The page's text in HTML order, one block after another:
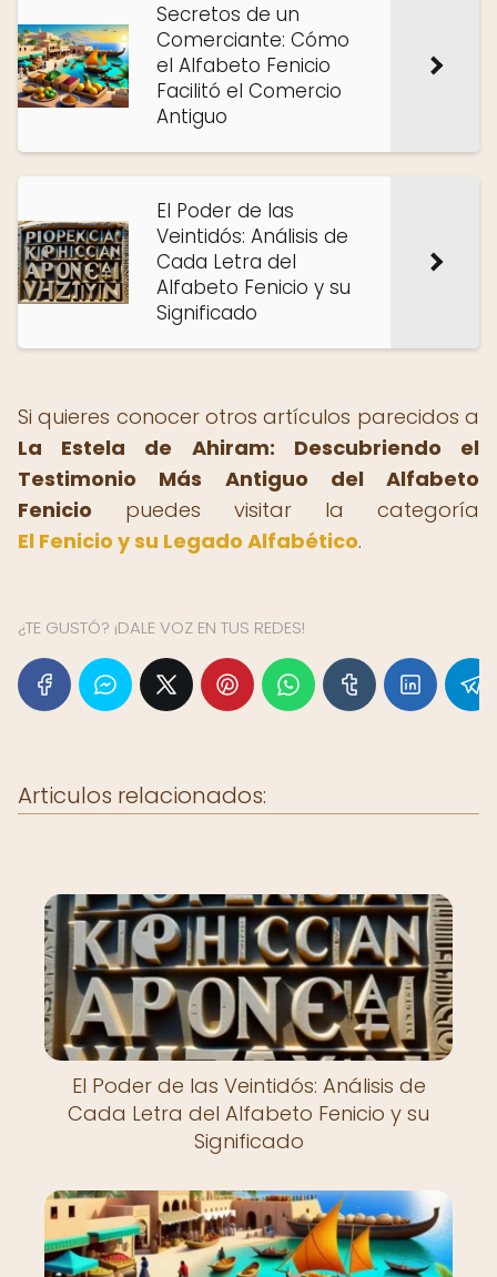
Secretos de un
Comerciante: Cómo
el Alfabeto Fenicio
Facilitó el Comercio
Antiguo
El Poder de las
Veintidós: Análisis de
Cada Letra del
Alfabeto Fenicio y su
Significado
Si quieres conocer otros artículos parecidos a
La Estela de Ahiram: Descubriendo el
Testimonio Más Antiguo del Alfabeto
Fenicio puedes visitar la categoría
El Fenicio y su Legado Alfabético.
¿TE GUSTÓ? ¡DALE VOZ EN TUS REDES!
Articulos relacionados:
El Poder de las Veintidós: Análisis de
Cada Letra del Alfabeto Fenicio y su
Significado